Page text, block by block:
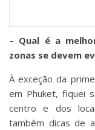
– Qual é a
zonas se devem
À exceção da
em Phuket, fiquei
centro e dos
também dicas de